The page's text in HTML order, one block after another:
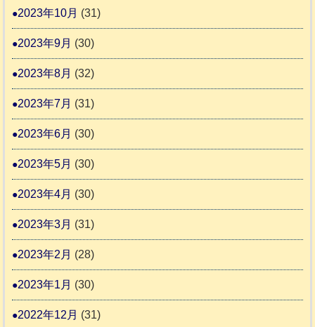
2023年10月 (31)
2023年9月 (30)
2023年8月 (32)
2023年7月 (31)
2023年6月 (30)
2023年5月 (30)
2023年4月 (30)
2023年3月 (31)
2023年2月 (28)
2023年1月 (30)
2022年12月 (31)